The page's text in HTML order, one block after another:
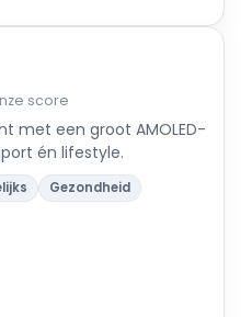
score
met een groot AMOLED-
én lifestyle.
Gezondheid